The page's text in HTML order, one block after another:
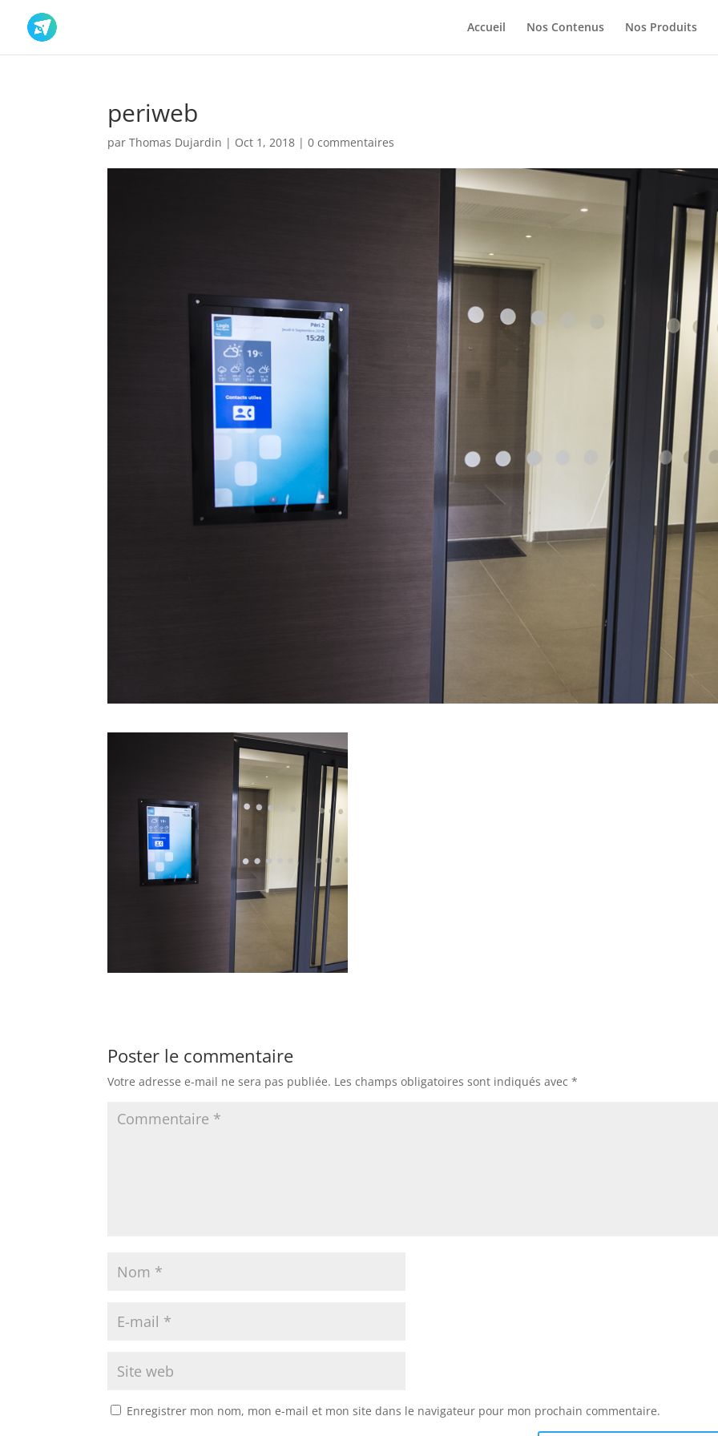
Accueil Nos Contenus Nos Produits
periweb
parThomas Dujardin | Oct 1, 2018 |0 commentaires
Poster le commentaire
Votre adresse e-mail ne sera pas publiée. Les champs obligatoires sont indiqués avec*
Enregistrer mon nom, mon e-mail et mon site dans le navigateur pour mon prochain commentaire.